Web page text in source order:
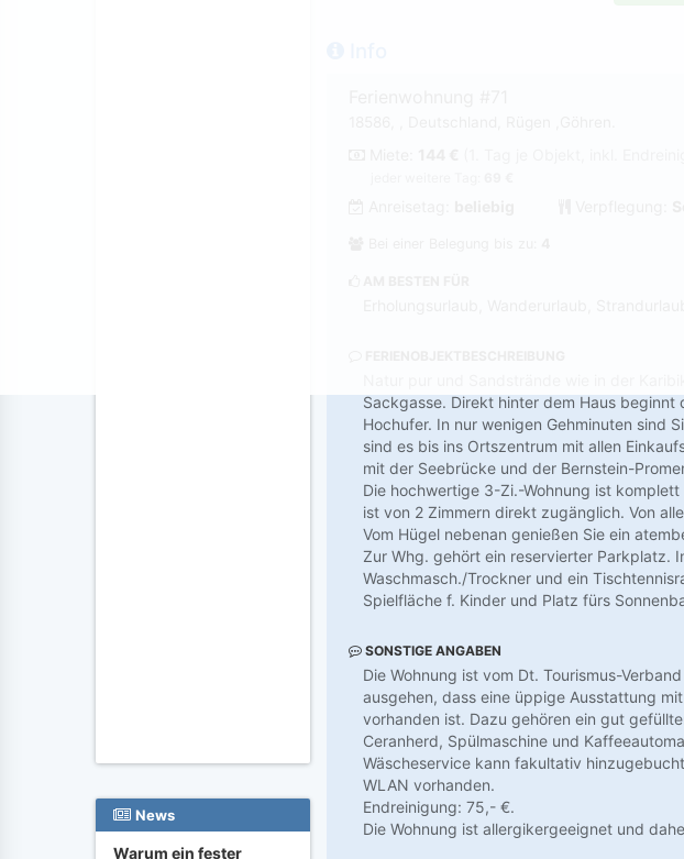
News
Warum ein fester
Sackgasse. Direkt hinter dem Haus
Hochufer. In nur wenigen Gehminuten sind
sind es bis ins Ortszentrum mit allen
mit der Seebrücke und der Bernstein-
Die hochwertige 3-Zi.-Wohnung ist
ist von 2 Zimmern direkt zugänglich. Von
Vom Hügel nebenan genießen Sie ein
Zur Whg. gehört ein reservierter Parkplatz.
Waschmasch./Trockner und ein
Spielfläche f. Kinder und Platz fürs
SONSTIGE ANGABEN
Die Wohnung ist vom Dt. Tourismus-
ausgehen, dass eine üppige Ausstattung
vorhanden ist. Dazu gehören ein gut
Ceranherd, Spülmaschine und
Wäscheservice kann fakultativ
WLAN vorhanden.
Endreinigung: 75,- €.
Die Wohnung ist allergikergeeignet und